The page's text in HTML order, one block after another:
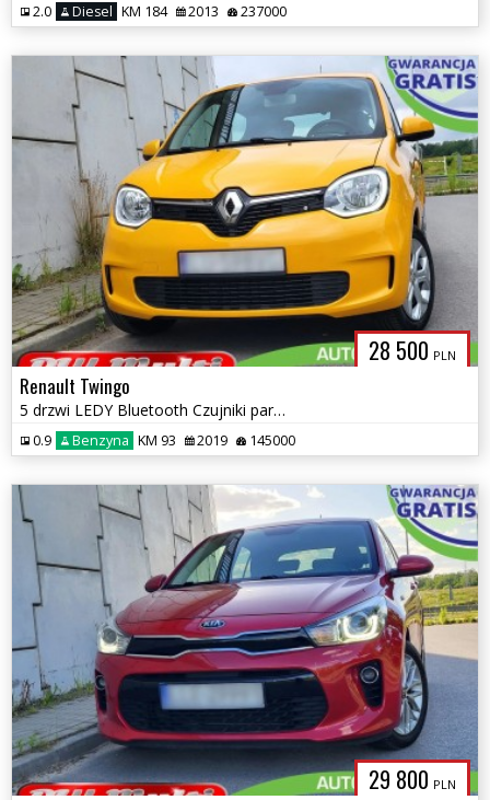
2.0 Diesel KM 184 2013 237000
28 500 PLN
Renault Twingo
5 drzwi LEDY Bluetooth Czujniki parkowania ZAMIANA GWARANCJA!
0.9 Benzyna KM 93 2019 145000
29 800 PLN